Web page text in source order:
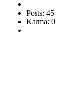
Posts: 45
Karma: 0